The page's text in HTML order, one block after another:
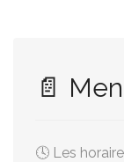
📄
🕓 Les